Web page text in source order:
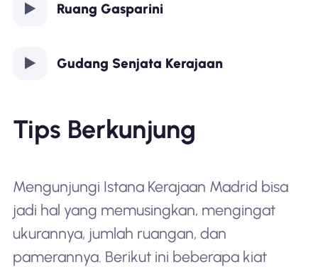
Ruang Gasparini
Gudang Senjata Kerajaan
Tips Berkunjung
Mengunjungi Istana Kerajaan Madrid bisa
jadi hal yang memusingkan, mengingat
ukurannya, jumlah ruangan, dan
pamerannya. Berikut ini beberapa kiat